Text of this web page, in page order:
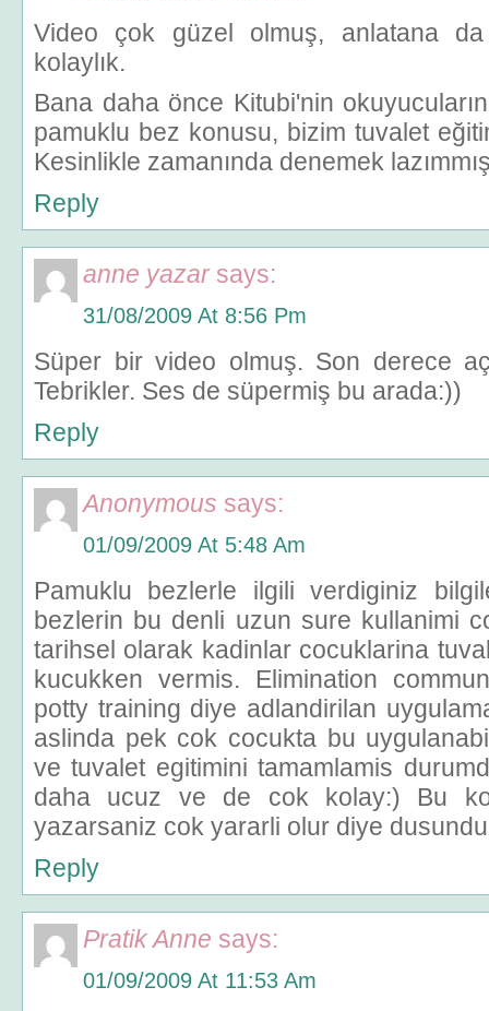
Video çok güzel olmuş, anlatana
kolaylık.
Bana daha önce Kitubi'nin
pamuklu bez konusu, bizim tuvalet
Kesinlikle zamanında denemek
Reply
anne yazar says:
31/08/2009 At 8:56 Pm
Süper bir video olmuş. Son derece
Tebrikler. Ses de süpermiş bu arada:))
Reply
Anonymous says:
01/09/2009 At 5:48 Am
Pamuklu bezlerle ilgili verdiginiz
bezlerin bu denli uzun sure kullanimi
tarihsel olarak kadinlar cocuklarina
kucukken vermis. Elimination
potty training diye adlandirilan
aslinda pek cok cocukta bu
ve tuvalet egitimini tamamlamis
daha ucuz ve de cok kolay:) Bu
yazarsaniz cok yararli olur diye
Reply
Pratik Anne says:
01/09/2009 At 11:53 Am